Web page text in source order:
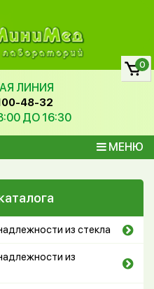
ЛИНИЯ
48-32
ДО 16:30
МЕНЮ
0
из стекла
из